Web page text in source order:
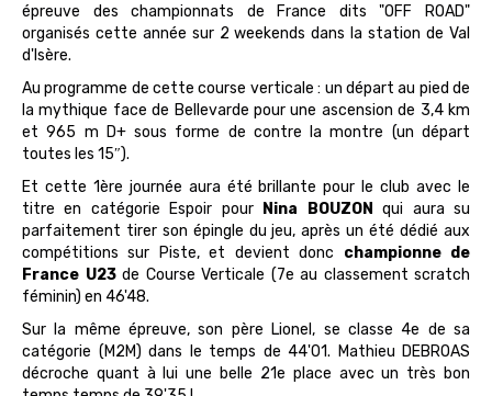
épreuve des championnats de France dits "OFF ROAD"
organisés cette année sur 2 weekends dans la station de Val
d'Isère.
Au programme de cette course verticale : un départ au pied de
la mythique face de Bellevarde pour une ascension de 3,4 km
et 965 m D+ sous forme de contre la montre (un départ
toutes les 15″).
Et cette 1ère journée aura été brillante pour le club avec le
titre en catégorie Espoir pour
Nina BOUZON
qui aura su
parfaitement tirer son épingle du jeu, après un été dédié aux
compétitions sur Piste, et devient donc championne de
France U23de Course Verticale (7e au classement scratch
féminin) en 46'48.
Sur la même épreuve, son père Lionel, se classe 4e de sa
catégorie (M2M) dans le temps de 44'01. Mathieu DEBROAS
décroche quant à lui une belle 21e place avec un très bon